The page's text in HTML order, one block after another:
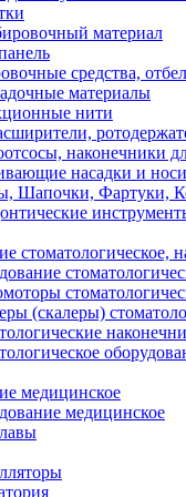
материал
средства,
материалы
нити
наконечники
насадки и
Шапочки, Фартуки,
стоматологическое,
(скалеры)
медицинское
медицинское